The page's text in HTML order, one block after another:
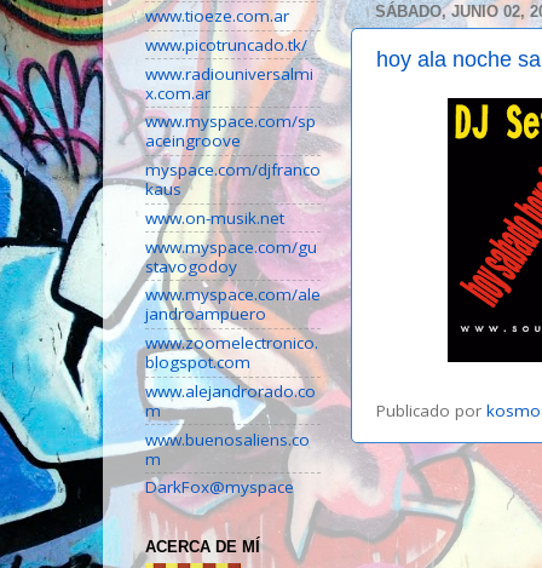
SÁBADO, JUNIO 02,
hoy ala noche
Publicado por
www.tioeze.com.ar
www.picotruncado.tk/
www.radiouniversalmi
x.com.ar
www.myspace.com/sp
aceingroove
myspace.com/djfranco
kaus
www.on-musik.net
www.myspace.com/gu
stavogodoy
www.myspace.com/ale
jandroampuero
www.zoomelectronico.
blogspot.com
www.alejandrorado.co
m
www.buenosaliens.co
m
DarkFox@myspace
ACERCA DE MÍ